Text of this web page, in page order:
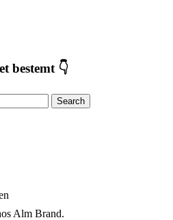
bestemt 👇
Search
Alm Brand.